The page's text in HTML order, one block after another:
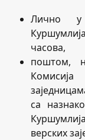
Лично у
часова,
поштом,
са
верских